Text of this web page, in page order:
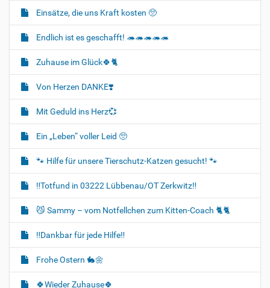
Einsätze, die uns Kraft kosten 🥺
Endlich ist es geschafft! 🦔🦔🦔🦔🦔
Zuhause im Glück🍀🐈‍
Von Herzen DANKE❣️
Mit Geduld ins Herz💞
Ein „Leben“ voller Leid 🥺
🐾 Hilfe für unsere Tierschutz-Katzen gesucht! 🐾
‼️Totfund in 03222 Lübbenau/OT Zerkwitz‼️
😼 Sammy – vom Notfellchen zum Kitten-Coach 🐈🐈‍
‼️Dankbar für jede Hilfe‼️
Frohe Ostern 🐇🌼
🍀Wieder Zuhause🍀